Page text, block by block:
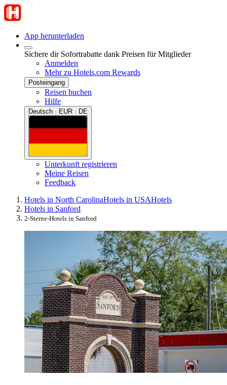
App herunterladen
Sichere dir Sofortrabatte dank Preisen für Mitglieder
Anmelden
Mehr zu Hotels.com Rewards
Posteingang
Reisen buchen
Hilfe
Deutsch · EUR · DE
Unterkunft registrieren
Meine Reisen
Feedback
Hotels in North CarolinaHotels in USAHotels
Hotels in Sanford
2-Sterne-Hotels in Sanford